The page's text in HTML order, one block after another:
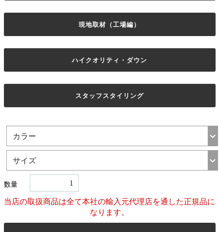
現地取材（工場編）
ハイクオリティ・ダウン
スタッフスタイリング
数量
当店の取扱商品は全て本社の輸入元代理店を通した正規品に
なります。